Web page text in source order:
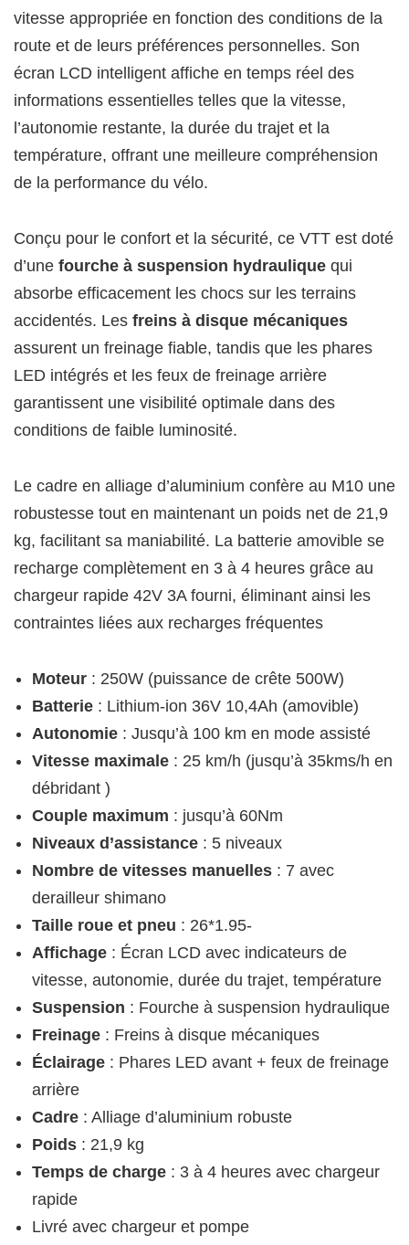
vitesse appropriée en fonction des conditions de la
route et de leurs préférences personnelles. Son
écran LCD intelligent affiche en temps réel des
informations essentielles telles que la vitesse,
l’autonomie restante, la durée du trajet et la
température, offrant une meilleure compréhension
de la performance du vélo.
Conçu pour le confort et la sécurité, ce VTT est doté
d’une fourche à suspension hydraulique qui
absorbe efficacement les chocs sur les terrains
accidentés. Les freins à disque mécaniques
assurent un freinage fiable, tandis que les phares
LED intégrés et les feux de freinage arrière
garantissent une visibilité optimale dans des
conditions de faible luminosité.
Le cadre en alliage d’aluminium confère au M10 une
robustesse tout en maintenant un poids net de 21,9
kg, facilitant sa maniabilité. La batterie amovible se
recharge complètement en 3 à 4 heures grâce au
chargeur rapide 42V 3A fourni, éliminant ainsi les
contraintes liées aux recharges fréquentes
Moteur : 250W (puissance de crête 500W)
Batterie : Lithium-ion 36V 10,4Ah (amovible)
Autonomie : Jusqu’à 100 km en mode assisté
Vitesse maximale : 25 km/h (jusqu’à 35kms/h en
débridant )
Couple maximum : jusqu’à 60Nm
Niveaux d’assistance : 5 niveaux
Nombre de vitesses manuelles : 7 avec
derailleur shimano
Taille roue et pneu : 26*1.95-
Affichage : Écran LCD avec indicateurs de
vitesse, autonomie, durée du trajet, température
Suspension : Fourche à suspension hydraulique
Freinage : Freins à disque mécaniques
Éclairage : Phares LED avant + feux de freinage
arrière
Cadre : Alliage d’aluminium robuste
Poids : 21,9 kg
Temps de charge : 3 à 4 heures avec chargeur
rapide
Livré avec chargeur et pompe